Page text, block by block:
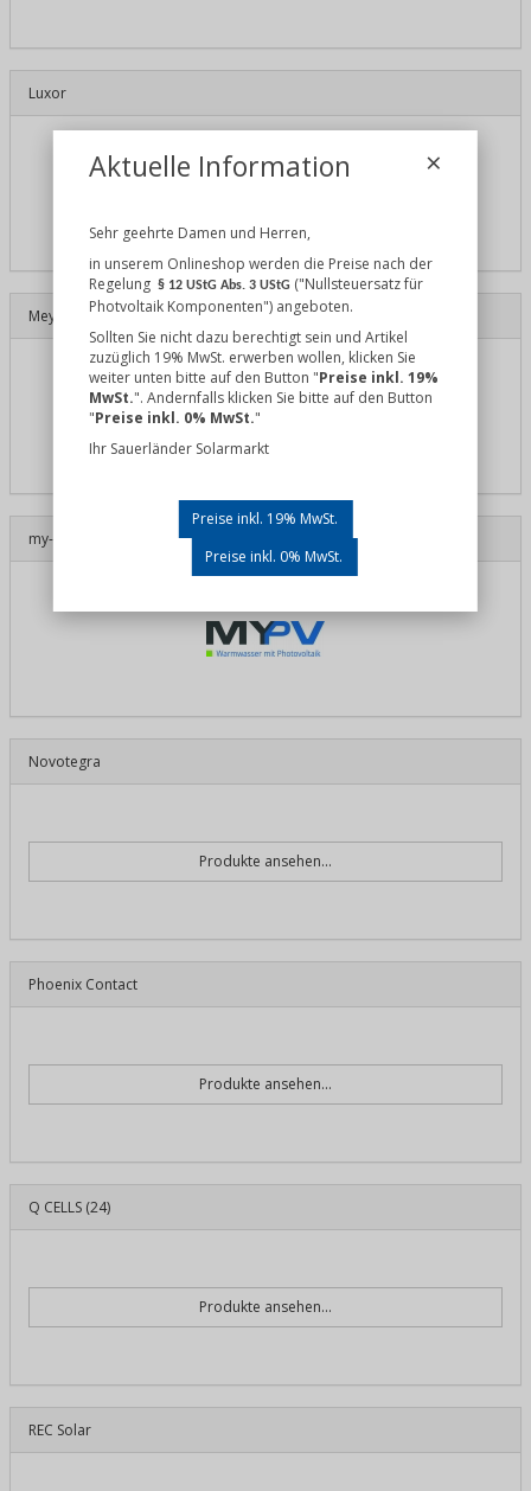
Luxor
Meyer Burger(2)
my-PV
Novotegra
Produkte ansehen...
Phoenix Contact
Produkte ansehen...
Q CELLS (24)
Produkte ansehen...
REC Solar
Aktuelle Information
Sehr geehrte Damen und Herren,
in unserem Onlineshop werden die Preise nach der
Regelung § 12 UStG Abs. 3 UStG("Nullsteuersatz für
Photvoltaik Komponenten") angeboten.
Sollten Sie nicht dazu berechtigt sein und Artikel
zuzüglich 19% MwSt. erwerben wollen, klicken Sie
weiter unten bitte auf den Button "Preise inkl. 19%
MwSt.". Andernfalls klicken Sie bitte auf den Button
"Preise inkl. 0% MwSt."
Ihr Sauerländer Solarmarkt
Preise inkl. 19% MwSt.
Preise inkl. 0% MwSt.
×